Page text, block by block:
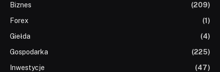
Biznes
(209)
Forex
(1)
Giełda
(4)
Gospodarka
(225)
Inwestycje
(47)